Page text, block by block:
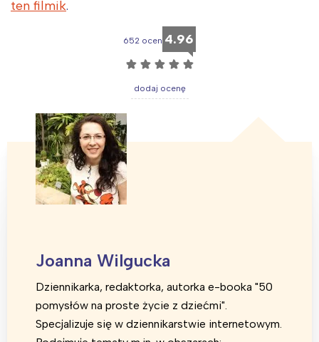
ten filmik.
652 ocen 4.96
☆ ☆ ☆ ☆ ☆
dodaj ocenę
Joanna Wilgucka
Dziennikarka, redaktorka, autorka e-booka "50
pomysłów na proste życie z dziećmi".
Specjalizuje się w dziennikarstwie internetowym.
Północ
Wszystkie